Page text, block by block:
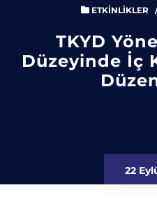
ETKINLIKLER
TKYD
Düzeyinde İç
22